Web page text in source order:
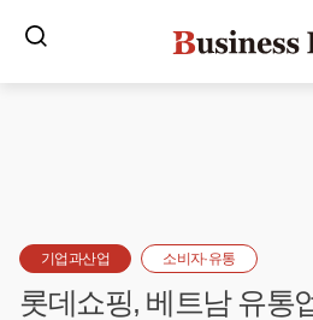
기업과산업 소비자·유통
롯데쇼핑, 베트남 유통